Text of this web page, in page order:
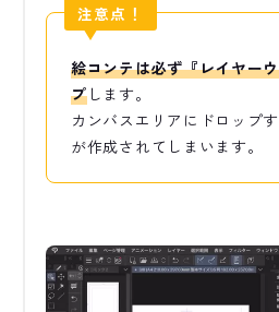
注意点！
絵コンテは必ず『レイヤー
プします。
カンバスエリアにドロップ
が作成されてしまいます。